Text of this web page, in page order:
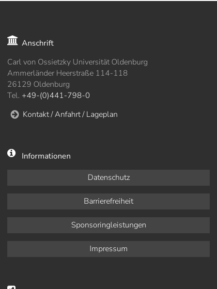
Anschrift
Carl von Ossietzky Universität Oldenburg
Ammerländer Heerstraße 114-118
26129 Oldenburg
Tel. +49-(0)441-798-0
Kontakt / Anfahrt / Lageplan
Informationen
Datenschutz
Barrierefreiheit
Sponsoringleistungen
Impressum